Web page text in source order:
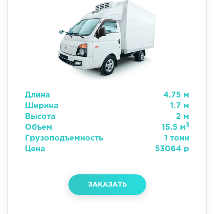
Длина
4.75 м
Ширина
1.7 м
Высота
2 м
Объем
15.5 м3
Грузоподъемность
1 тонн
Цена
53064 р
ЗАКАЗАТЬ